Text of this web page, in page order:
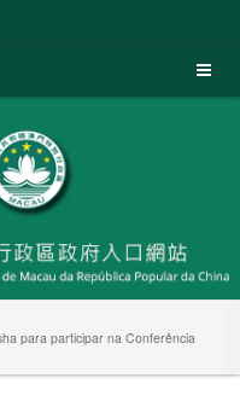
para participar na Conferência